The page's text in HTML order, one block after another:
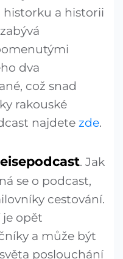
a historii
dva
což snad
rakouské
najdete zde.
. Jak
se o podcast,
cestování.
je opět
a může být
poslouchání